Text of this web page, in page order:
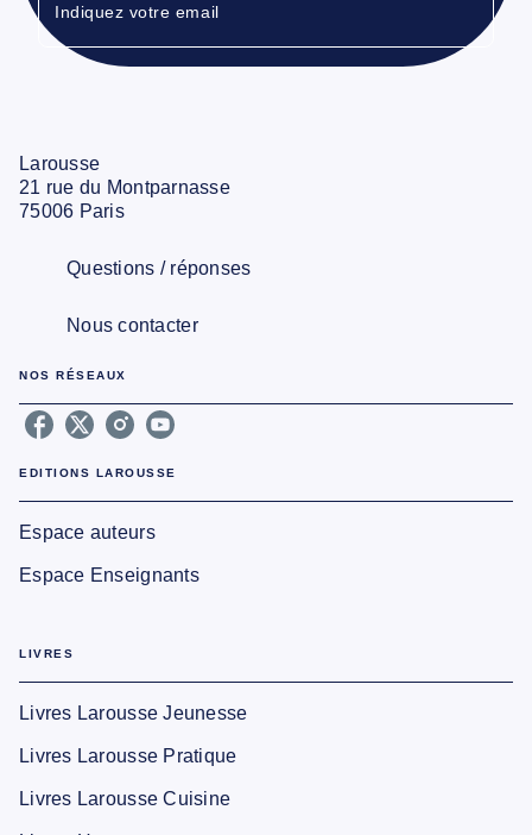
Indiquez votre email
Larousse
21 rue du Montparnasse
75006 Paris
Questions / réponses
Nous contacter
NOS RÉSEAUX
EDITIONS LAROUSSE
Espace auteurs
Espace Enseignants
LIVRES
Livres Larousse Jeunesse
Livres Larousse Pratique
Livres Larousse Cuisine